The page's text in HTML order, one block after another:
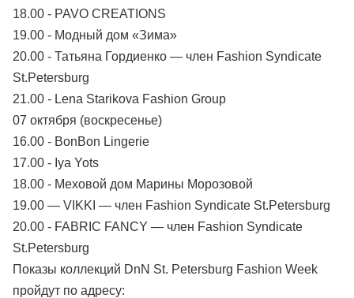
18.00 - PAVO CREATIONS
19.00 - Модный дом «Зима»
20.00 - Татьяна Гордиенко — член Fashion Syndicate
St.Petersburg
21.00 - Lena Starikova Fashion Group
07 октября (воскресенье)
16.00 - BonBon Lingerie
17.00 - Iya Yots
18.00 - Меховой дом Марины Морозовой
19.00 — VIKKI — член Fashion Syndicate St.Petersburg
20.00 - FABRIC FANCY — член Fashion Syndicate
St.Petersburg
Показы коллекций DnN St. Petersburg Fashion Week
пройдут по адресу: